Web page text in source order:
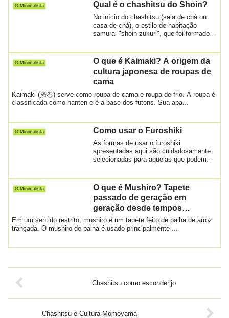
O Minimalista Qual é o chashitsu do Shoin?
No início do chashitsu (sala de chá ou
casa de chá), o estilo de habitação
samurai "shoin-zukuri", que foi formado
O Minimalista
O que é Kaimaki? A origem da
cultura japonesa de roupas de
cama
Kaimaki (掻巻) serve como roupa de cama e roupa de frio. A roupa é
classificada como hanten e é a base dos futons. Sua apa...
O Minimalista Como usar o Furoshiki
As formas de usar o furoshiki
apresentadas aqui são cuidadosamente
selecionadas para aquelas que podem
O Minimalista
O que é Mushiro? Tapete
passado de geração em
geração desde tempos
imemoriais
Em um sentido restrito, mushiro é um tapete feito de palha de arroz
trançada. O mushiro de palha é usado principalmente ...
Chashitsu como esconderijo
Chashitsu e Cultura Momoyama